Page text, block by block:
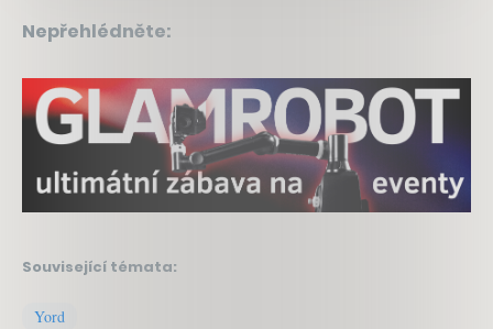
Nepřehlédněte:
Související témata:
Yord